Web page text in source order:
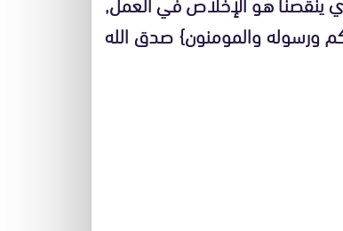
ورسوله والمومنون} صدق الله